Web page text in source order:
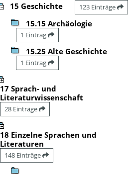
15 Geschichte 123 Einträge
15.15 Archäologie
1 Eintrag
15.25 Alte Geschichte
1 Eintrag
17 Sprach- und
Literaturwissenschaft
28 Einträge
18 Einzelne Sprachen und
Literaturen
148 Einträge